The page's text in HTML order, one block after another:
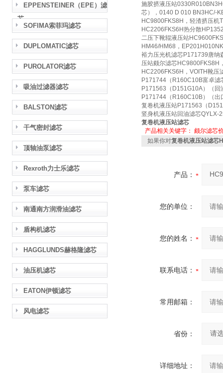
EPPENSTEINER（EPE）滤
芯
SOFIMA索菲玛滤芯
DUPLOMATIC滤芯
PUROLATOR滤芯
吸油过滤器滤芯
BALSTON滤芯
干气密封滤芯
顶轴油泵滤芯
Rexroth力士乐滤芯
泵车滤芯
南通南方润滑油滤芯
盾构机滤芯
HAGGLUNDS赫格隆滤芯
油压机滤芯
EATON伊顿滤芯
风电滤芯
施胶挤液压站
芯），0140 D 010 BN3HC/-
HC9800FKS8H，轻渣挤压机
HC2206FKS6H热分散
二压下靴辊液压站
HM46/HM68，
裕力压光机滤芯P171739唐纳
压站颇尔滤芯HC9800FKS8H
HC2206FKS6H，VOITH靴
P171744（R160C10B富卓滤
P171563（D151G10A）（
P171744（R160C10B）（出
复卷机液压站P171563（
竖身机液压站回油滤芯QYLX-
复卷机液压站滤芯
产品相关关键字： 颇尔滤芯
如果你对复卷机液压站滤芯
产品：
您的单位：
您的姓名：
联系电话：
常用邮箱：
省份：
详细地址：